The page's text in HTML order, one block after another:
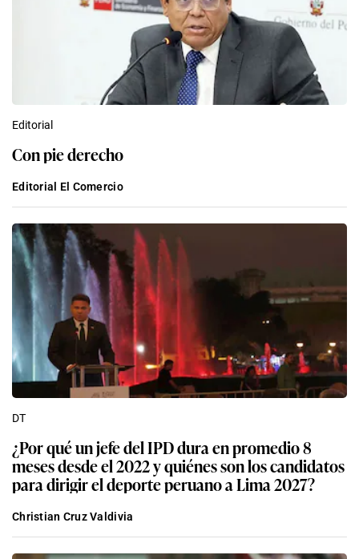
Editorial
Con pie derecho
Editorial El Comercio
DT
¿Por qué un jefe del IPD dura en promedio 8
meses desde el 2022 y quiénes son los candidatos
para dirigir el deporte peruano a Lima 2027?
Christian Cruz Valdivia